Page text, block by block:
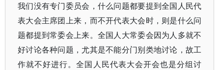
我们没有专门委员会，什么问题都要提到全国人民代
表大会主席团上来，而不开代表大会时，则是什么问
题都提到常委会上来。全国人大常委会因为人多就不
好讨论各种问题，尤其是不能分门别类地讨论，故工
作就不好进行。全国人民代表大会开会也是分组讨